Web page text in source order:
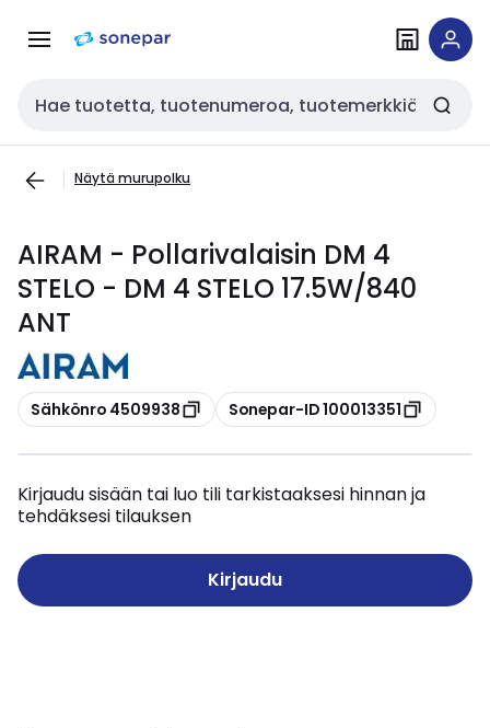
navigointiinsisältöön
Haku
Näytä murupolku
AIRAM - Pollarivalaisin DM 4
STELO - DM 4 STELO 17.5W/840
ANT
Kopioi
Sähkönro 4509938 Kopioi
Sonepar-ID 100013351
Kirjaudu sisään tai luo tili tarkistaaksesi hinnan ja
tehdäksesi tilauksen
Kirjaudu